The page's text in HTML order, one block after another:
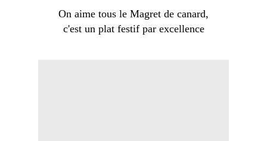
On aime tous le Magret de canard,
c'est un plat festif par excellence